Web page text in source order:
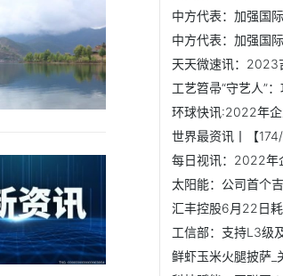
中方代表：加强国
工艺笤帚“守艺人”
世界最资讯丨【